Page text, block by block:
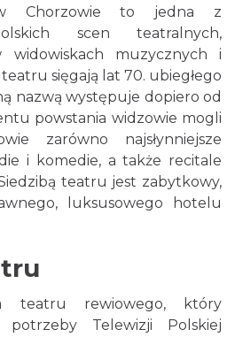
Chorzowie to jedna z
scen teatralnych,
widowiskach muzycznych i
sięgają lat 70. ubiegłego
nazwą występuje dopiero od
powstania widzowie mogli
zarówno najsłynniejsze
i komedie, a także recitale
teatru jest zabytkowy,
luksusowego hotelu
teatru rewiowego, który
potrzeby Telewizji Polskiej